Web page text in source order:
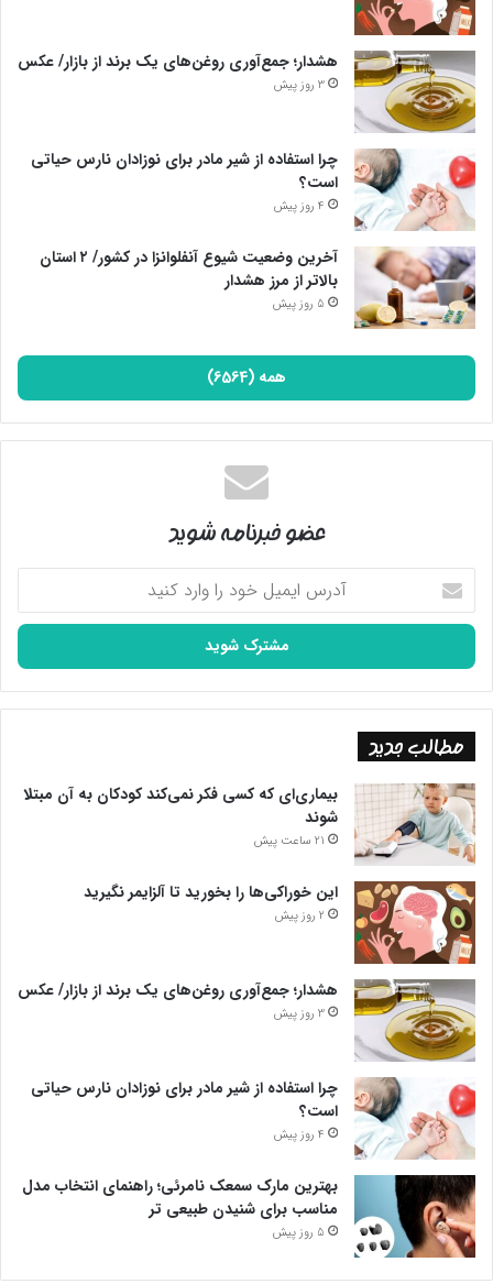
هشدار؛ جمع‌آوری روغن‌های یک برند از بازار/ عکس
3 روز پیش
چرا استفاده از شیر مادر برای نوزادان نارس حیاتی
است؟
4 روز پیش
آخرین وضعیت شیوع آنفلوانزا در کشور/ ۲ استان
بالاتر از مرز هشدار
5 روز پیش
همه (6564)
عضو خبرنامه شوید
آدرس
ایمیل
خود
وارد
کنید
مطالب جدید
بیماری‌ای که کسی فکر نمی‌کند کودکان به آن مبتلا
شوند
21 ساعت پیش
این خوراکی‌ها را بخورید تا آلزایمر نگیرید
2 روز پیش
هشدار؛ جمع‌آوری روغن‌های یک برند از بازار/ عکس
3 روز پیش
چرا استفاده از شیر مادر برای نوزادان نارس حیاتی
است؟
4 روز پیش
بهترین مارک سمعک نامرئی؛ راهنمای انتخاب مدل
مناسب برای شنیدن طبیعی تر
5 روز پیش